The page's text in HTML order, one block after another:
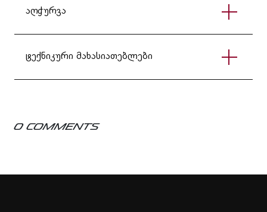
აღჭურვა
ტექნიკური მახასიათებლები
0 Comments